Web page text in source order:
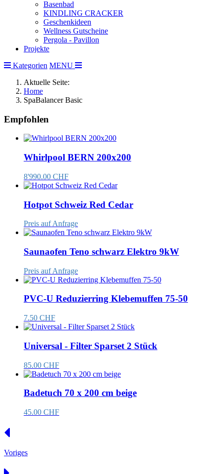
Basenbad
KINDLING CRACKER
Geschenkideen
Wellness Gutscheine
Pergola - Pavillon
Projekte
Kategorien MENU
Aktuelle Seite:
Home
SpaBalancer Basic
Empfohlen
Whirlpool BERN 200x200
8'990.00 CHF
Hotpot Schweiz Red Cedar
Preis auf Anfrage
Saunaofen Teno schwarz Elektro 9kW
Preis auf Anfrage
PVC-U Reduzierring Klebemuffen 75-50
7.50 CHF
Universal - Filter Sparset 2 Stück
85.00 CHF
Badetuch 70 x 200 cm beige
45.00 CHF
Voriges